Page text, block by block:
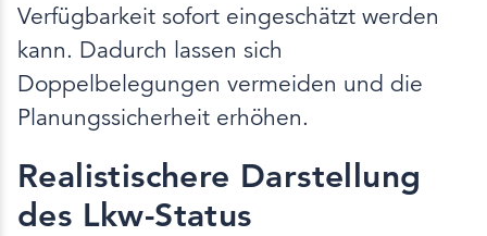
Verfügbarkeit sofort eingeschätzt werden
kann. Dadurch lassen sich
Doppelbelegungen vermeiden und die
Planungssicherheit erhöhen.
Realistischere Darstellung
des Lkw-Status